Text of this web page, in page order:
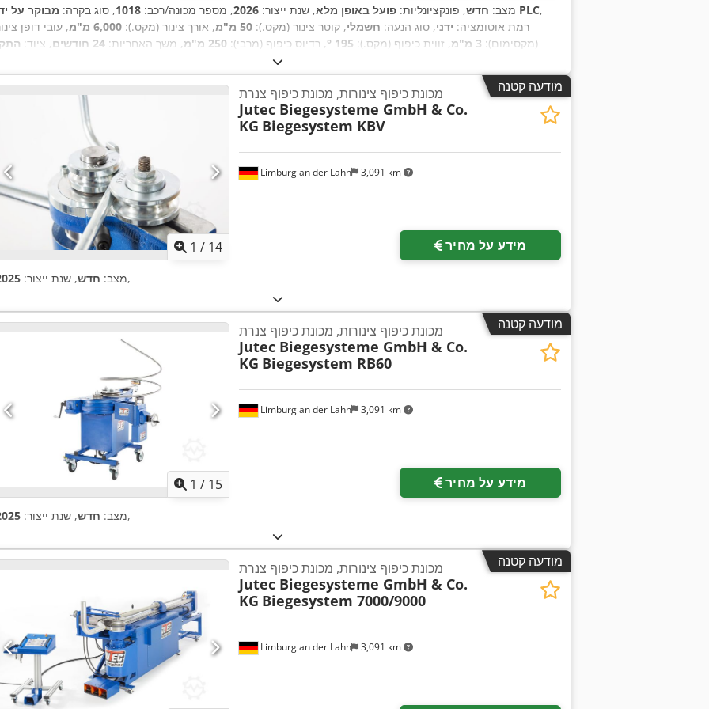
מצב: חדש, פונקציונליות: פועל באופן מלא, שנת ייצור: 2026, מספר מכונה/רכב: 1018, סוג בקרה: מבוקר על ידי PLC,
רמת אוטומציה: ידני, סוג הנעה: חשמלי, קוטר צינור (מקס.): 50 מ"מ , אורך צינור (מקס.): 6,000 מ"מ
, עובי דופן
(מקסימום): 3 מ"מ , זווית כיפוף (מקס.): 195 ° , רדיוס כיפוף (מרבי): 250 מ"מ , משך האחריות: 24 חודשים , ציוד:
החלפה מהירה, סימון CE, עצירת חירום, שלט רחוק המופעל ברגל
מודעה קטנה
1 / 14
Limburg an der Lahn 3,091 km
מכונת כיפוף צינורות, מכונת כיפוף צנרת
Jutec Biegesysteme GmbH & Co.
KG Biegesystem KBV
מידע על מחיר
מצב: חדש, שנת ייצור: ,
מודעה קטנה
1 / 15
Limburg an der Lahn 3,091 km
מכונת כיפוף צינורות, מכונת כיפוף צנרת
Jutec Biegesysteme GmbH & Co.
KG Biegesystem RB60
מידע על מחיר
מצב: חדש, שנת ייצור: ,
מודעה קטנה
Limburg an der Lahn 3,091 km
מכונת כיפוף צינורות, מכונת כיפוף צנרת
Jutec Biegesysteme GmbH & Co.
KG Biegesystem 7000/9000